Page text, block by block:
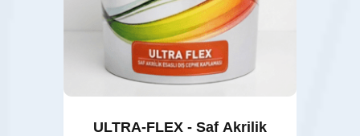
Seçenekler
ULTRA-FLEX - Saf Akrilik